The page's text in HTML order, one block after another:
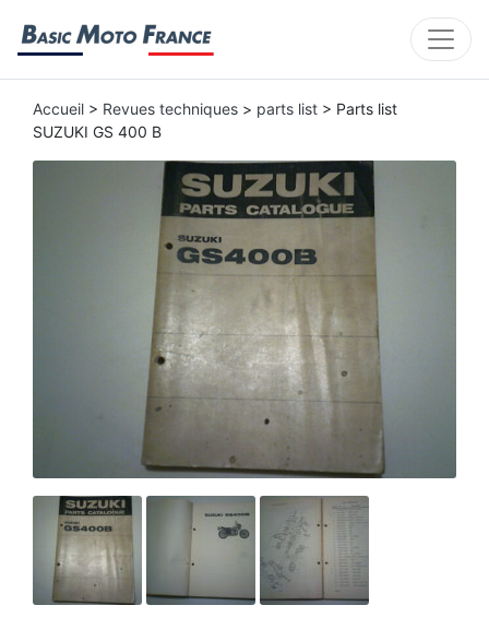
Accueil > Revues techniques > parts list > Parts list
SUZUKI GS 400 B